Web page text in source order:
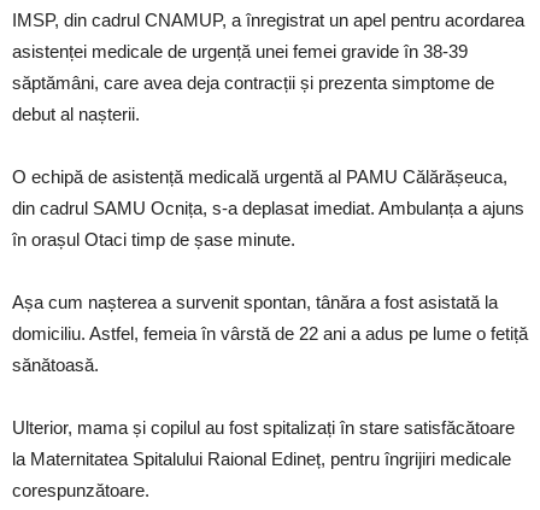
IMSP, din cadrul CNAMUP, a înregistrat un apel pentru acordarea
asistenței medicale de urgență unei femei gravide în 38-39
săptămâni, care avea deja contracții și prezenta simptome de
debut al nașterii.
O echipă de asistență medicală urgentă al PAMU Călărășeuca,
din cadrul SAMU Ocnița, s-a deplasat imediat. Ambulanța a ajuns
în orașul Otaci timp de șase minute.
Așa cum nașterea a survenit spontan, tânăra a fost asistată la
domiciliu. Astfel, femeia în vârstă de 22 ani a adus pe lume o fetiță
sănătoasă.
Ulterior, mama și copilul au fost spitalizați în stare satisfăcătoare
la Maternitatea Spitalului Raional Edineț, pentru îngrijiri medicale
corespunzătoare.